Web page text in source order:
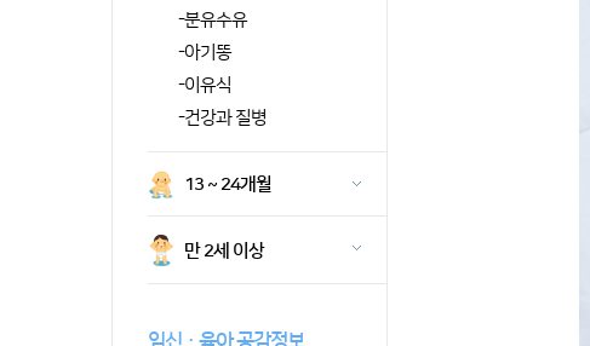
-분유수유
-아기똥
-이유식
-건강과 질병
13 ~ 24개월
만 2세 이상
임신ㆍ육아 공감정보